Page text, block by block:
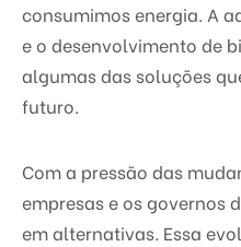
consumimos energia. A
e o desenvolvimento de
algumas das soluções
futuro.
Com a pressão das
empresas e os governos
em alternativas. Essa